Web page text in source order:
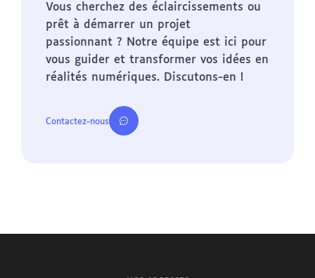
Vous cherchez des éclaircissements ou
prêt à démarrer un projet
passionnant ? Notre équipe est ici pour
vous guider et transformer vos idées en
réalités numériques. Discutons-en !
Contactez-nous